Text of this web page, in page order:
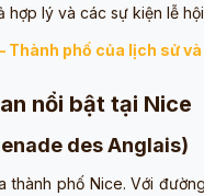
lý và các sự kiện lễ
Thành phố của lịch sử và
nổi bật tại Nice
des Anglais)
thành phố Nice. Với